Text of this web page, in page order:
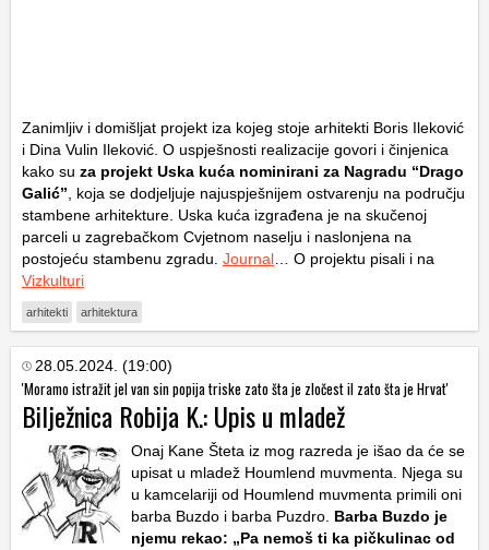
Zanimljiv i domišljat projekt iza kojeg stoje arhitekti Boris Ileković
i Dina Vulin Ileković. O uspješnosti realizacije govori i činjenica
kako su za projekt Uska kuća nominirani za Nagradu “Drago
Galić”, koja se dodjeljuje najuspješnijem ostvarenju na području
stambene arhitekture. Uska kuća izgrađena je na skučenoj
parceli u zagrebačkom Cvjetnom naselju i naslonjena na
postojeću stambenu zgradu. Journal… O projektu pisali i na
Vizkulturi
arhitekti arhitektura
28.05.2024. (19:00)
'Moramo istražit jel van sin popija triske zato šta je zločest il zato šta je Hrvat'
Bilježnica Robija K.: Upis u mladež
Onaj Kane Šteta iz mog razreda je išao da će se
upisat u mladež Houmlend muvmenta. Njega su
u kamcelariji od Houmlend muvmenta primili oni
barba Buzdo i barba Puzdro. Barba Buzdo je
njemu rekao: „Pa nemoš ti ka pičkulinac od